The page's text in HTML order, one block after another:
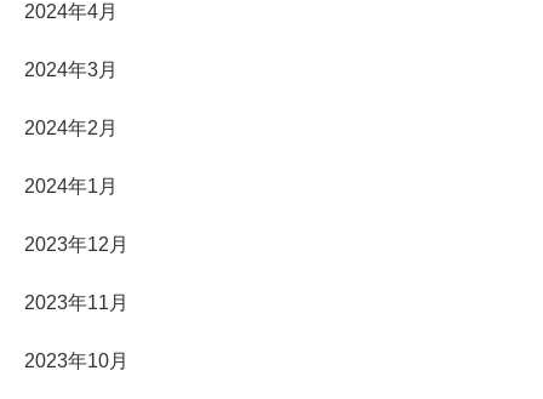
2024年4月
2024年3月
2024年2月
2024年1月
2023年12月
2023年11月
2023年10月